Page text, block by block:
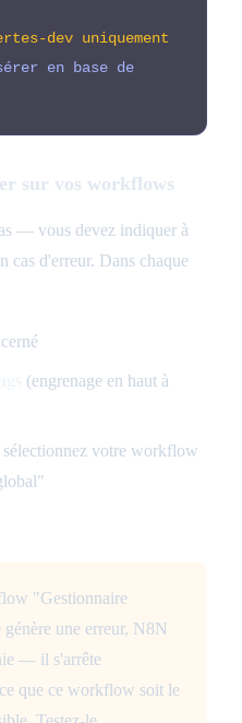
dev uniquement
en base de
sur vos workflows
— vous devez indiquer à
cas d'erreur. Dans chaque
(engrenage en haut à
sélectionnez votre workflow
"Gestionnaire
une erreur, N8N
— il s'arrête
que ce workflow soit le